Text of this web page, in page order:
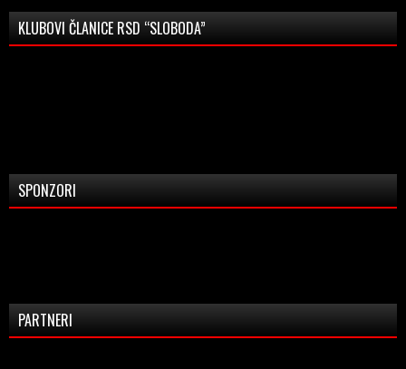
KLUBOVI ČLANICE RSD “SLOBODA”
SPONZORI
PARTNERI